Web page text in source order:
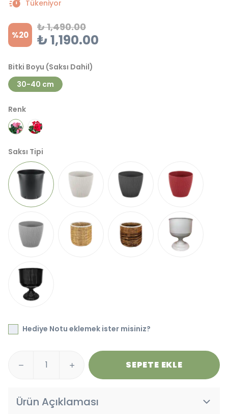
Tükeniyor
%20
₺ 1,490.00
₺ 1,190.00
Bitki Boyu (Saksı Dahil)
30-40 cm
Renk
Saksı Tipi
Hediye Notu eklemek ister misiniz?
SEPETE EKLE
Ürün Açıklaması